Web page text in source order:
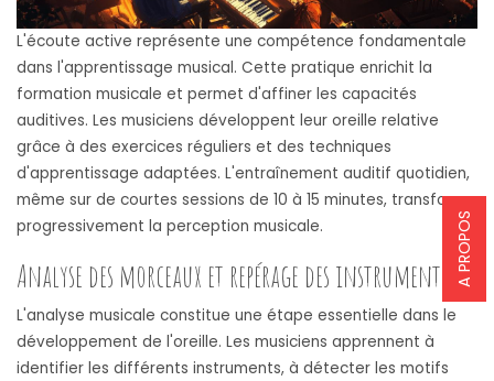
A PROPOS
L'écoute active représente une compétence fondamentale
dans l'apprentissage musical. Cette pratique enrichit la
formation musicale et permet d'affiner les capacités
auditives. Les musiciens développent leur oreille relative
grâce à des exercices réguliers et des techniques
d'apprentissage adaptées. L'entraînement auditif quotidien,
même sur de courtes sessions de 10 à 15 minutes, transforme
progressivement la perception musicale.
Analyse des morceaux et repérage des instruments
L'analyse musicale constitue une étape essentielle dans le
développement de l'oreille. Les musiciens apprennent à
identifier les différents instruments, à détecter les motifs